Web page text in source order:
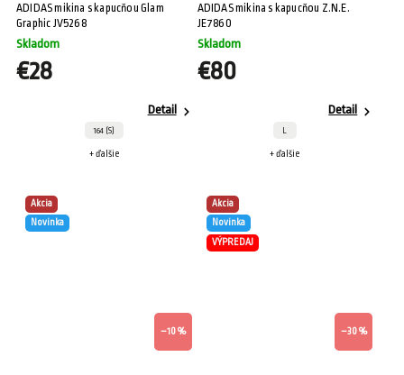
ADIDAS mikina s kapucňou Glam
Graphic JV5268
Skladom
€28
Detail
164 (S)
+ ďalšie
ADIDAS mikina s kapucňou Z.N.E.
JE7860
Skladom
€80
Detail
+ ďalšie
Akcia
Novinka
–10 %
Akcia
Novinka
VÝPREDAJ
–30 %